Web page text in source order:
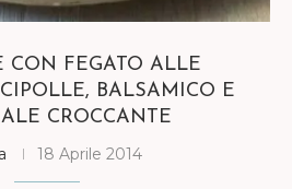
CON FEGATO ALLE
BALSAMICO E
CROCCANTE
18 Aprile 2014